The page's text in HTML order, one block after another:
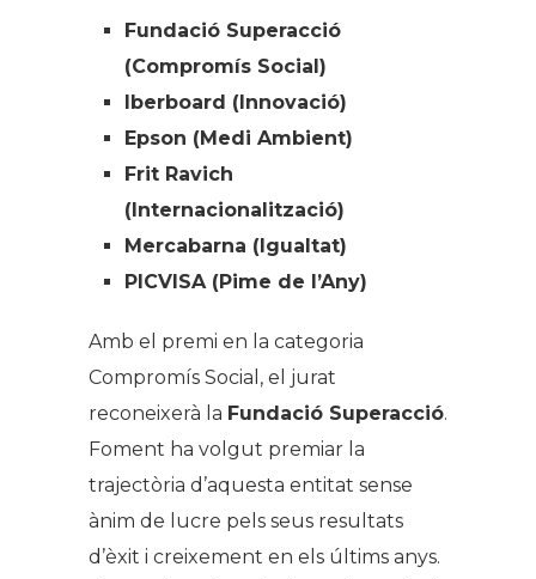
Fundació Superacció
(Compromís Social)
Iberboard (Innovació)
Epson (Medi Ambient)
Frit Ravich
(Internacionalització)
Mercabarna (Igualtat)
PICVISA (Pime de l’Any)
Amb el premi en la categoria
Compromís Social, el jurat
reconeixerà la Fundació Superacció.
Foment ha volgut premiar la
trajectòria d’aquesta entitat sense
ànim de lucre pels seus resultats
d’èxit i creixement en els últims anys.